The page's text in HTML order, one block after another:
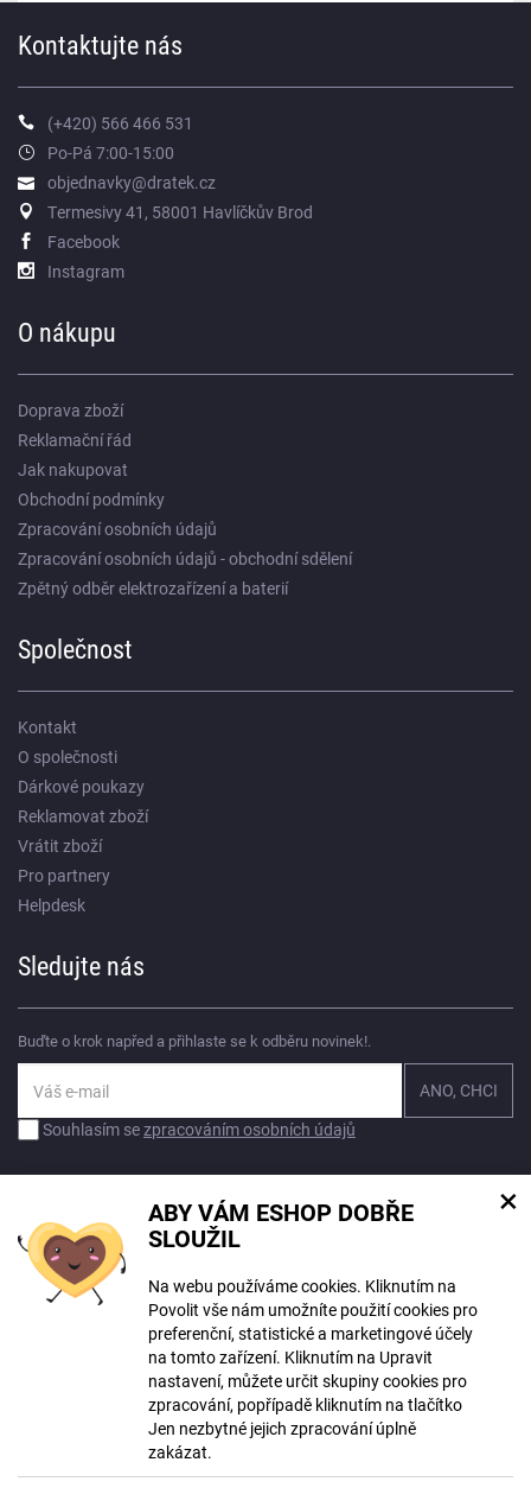
ABY VÁM ESHOP DOBŘE
SLOUŽIL
Na webu používáme cookies. Kliknutím na
Povolit vše nám umožníte použití cookies pro
preferenční, statistické a marketingové účely
na tomto zařízení. Kliknutím na Upravit
nastavení, můžete určit skupiny cookies pro
zpracování, popřípadě kliknutím na tlačítko
Jen nezbytné jejich zpracování úplně
zakázat.
×
Kontaktujte nás
(+420) 566 466 531
Po-Pá 7:00-15:00
objednavky@dratek.cz
Termesivy 41, 58001 Havlíčkův Brod
Facebook
Instagram
O nákupu
Doprava zboží
Reklamační řád
Jak nakupovat
Obchodní podmínky
Zpracování osobních údajů
Zpracování osobních údajů - obchodní sdělení
Zpětný odběr elektrozařízení a baterií
Společnost
Kontakt
O společnosti
Dárkové poukazy
Reklamovat zboží
Vrátit zboží
Pro partnery
Helpdesk
Sledujte nás
Buďte o krok napřed a přihlaste se k odběru novinek!.
Souhlasím sezpracováním osobních údajů
© Copyright ECLIPSERA s.r.o.
Všechna práva vyhrazena
Slovenská verze
HU
RO
Zobrazit klasickou verzi